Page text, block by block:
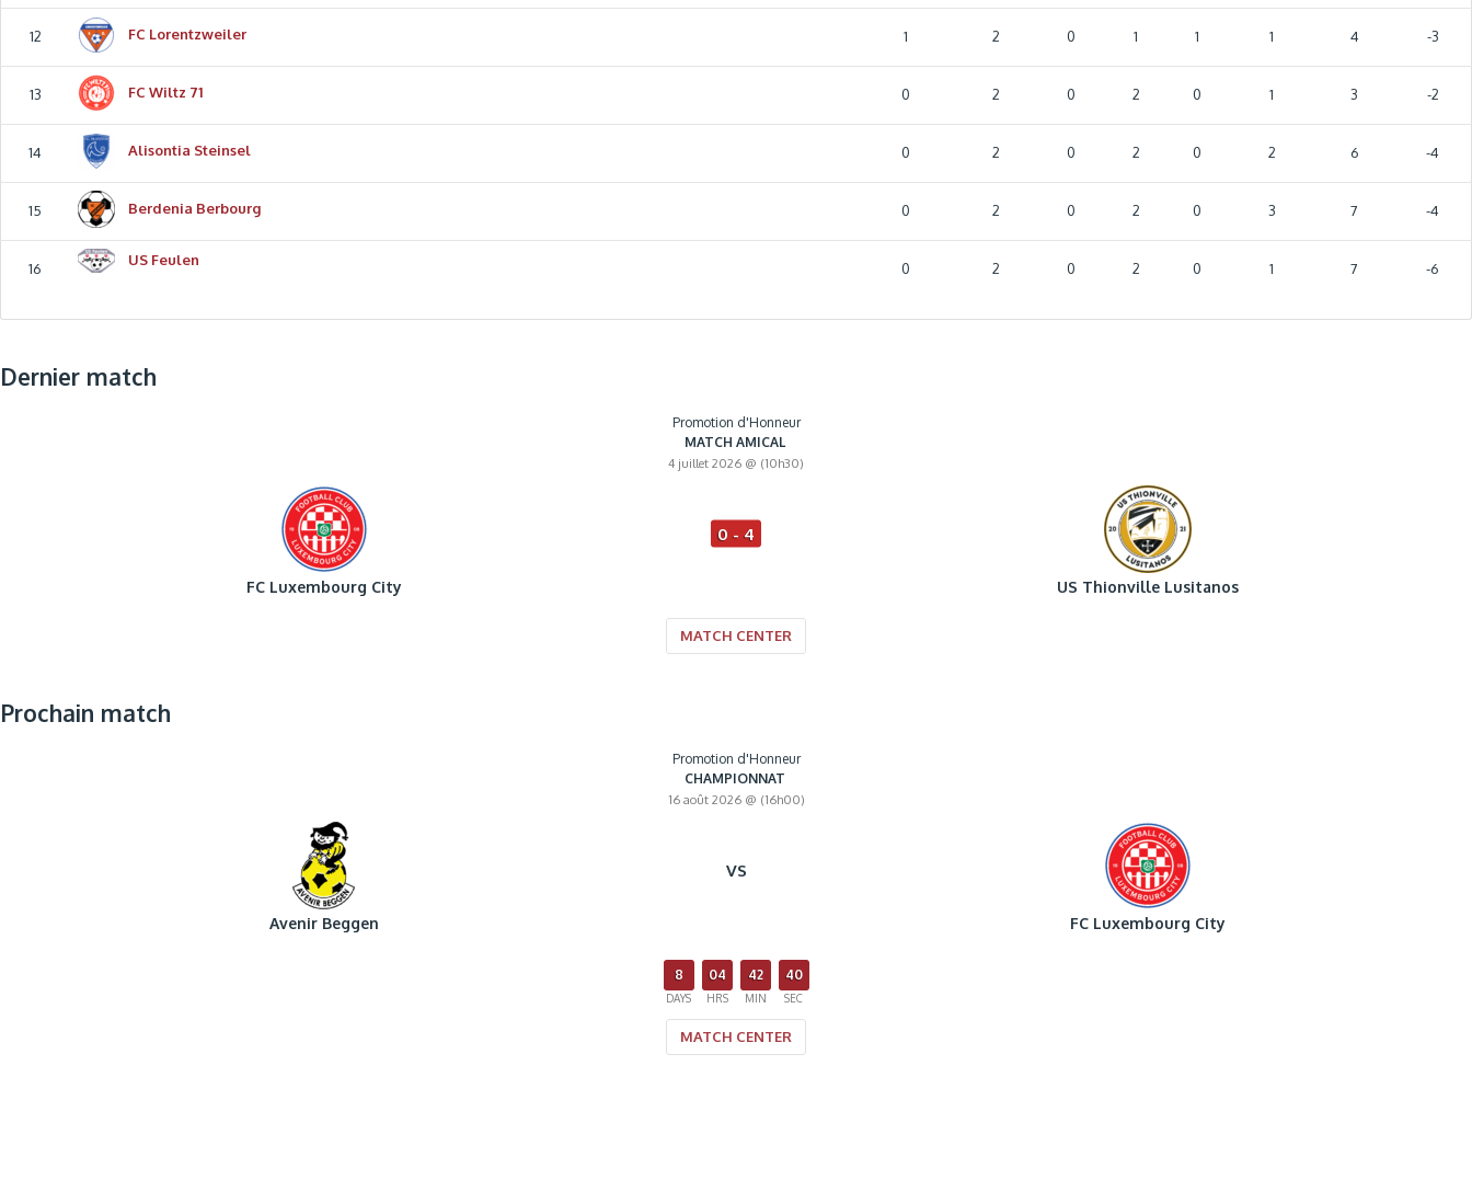
12 FC Lorentzweiler 1 2 0 1 1 1 4 -3
13 FC Wiltz 71 0 2 0 2 0 1 3 -2
14 Alisontia Steinsel 0 2 0 2 0 2 6 -4
15 Berdenia Berbourg 0 2 0 2 0 3 7 -4
16
US Feulen
0 2 0 2 0 1 7 -6
Dernier match
Promotion d'Honneur
MATCH AMICAL
4 juillet 2026 @ (10h30)
FC Luxembourg City
0 - 4
US Thionville Lusitanos
MATCH CENTER
Prochain match
Promotion d'Honneur
CHAMPIONNAT
16 août 2026 @ (16h00)
Avenir Beggen
VS
FC Luxembourg City
8
DAYS
04
HRS
42
MIN
39
SEC
MATCH CENTER